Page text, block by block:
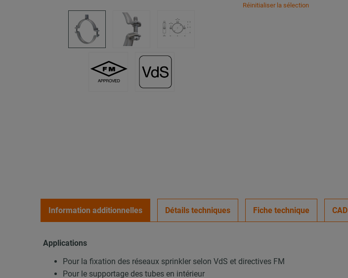
Réinitialiser la sélection
Information additionnelles Détails techniques Fiche technique CAD
Applications
Pour la fixation des réseaux sprinkler selon VdS et directives FM
Pour le supportage des tubes en intérieur